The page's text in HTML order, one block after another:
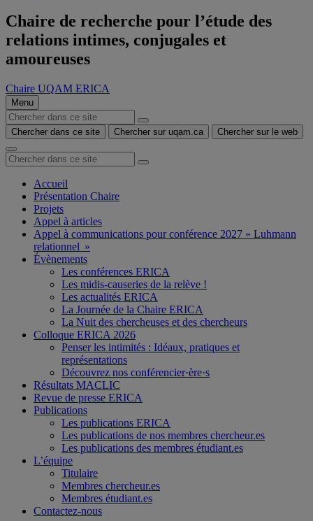
Chaire de recherche pour l’étude des
relations intimes, conjugales et
amoureuses
Chaire UQAM ERICA
Menu
Chercher dans ce site Chercher sur uqam.ca Chercher sur le web
Accueil
Présentation Chaire
Projets
Appel à articles
Appel à communications pour conférence 2027 « Luhmann
relationnel »
Évènements
Les conférences ERICA
Les midis-causeries de la relève !
Les actualités ERICA
La Journée de la Chaire ERICA
La Nuit des chercheuses et des chercheurs
Colloque ERICA 2026
Penser les intimités : Idéaux, pratiques et
représentations
Découvrez nos conférencier·ère·s
Résultats MACLIC
Revue de presse ERICA
Publications
Les publications ERICA
Les publications de nos membres chercheur.es
Les publications des membres étudiant.es
L’équipe
Titulaire
Membres chercheur.es
Membres étudiant.es
Contactez-nous